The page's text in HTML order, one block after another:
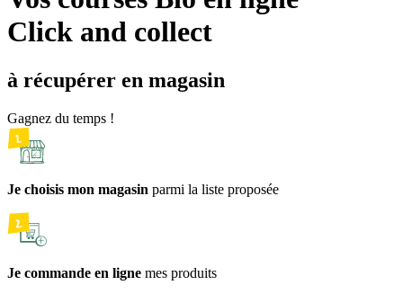
Click and collect
à récupérer en magasin
Gagnez du temps !
Je choisis mon magasin parmi la liste proposée
Je commande en ligne mes produits